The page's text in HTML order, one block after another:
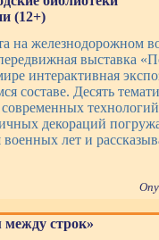
(12+)
на железнодорожном
выставка
интерактивная
составе. Десять
декораций
военных лет и
между строк»